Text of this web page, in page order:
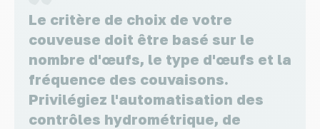
Le critère de choix de votre
couveuse doit être basé sur le
nombre d'œufs, le type d'œufs et la
fréquence des couvaisons.
Privilégiez l'automatisation des
contrôles hydrométrique, de